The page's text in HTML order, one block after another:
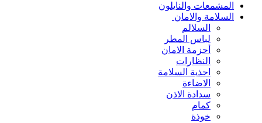
المشمعات والنايلون
السلامة والامان
السلالم
لباس المطر
أحزمة الامان
النظارات
احذية السلامة
الاضاءة
سدادة الاذن
كمام
خوذة